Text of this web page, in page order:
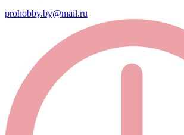
prohobby.by@mail.ru